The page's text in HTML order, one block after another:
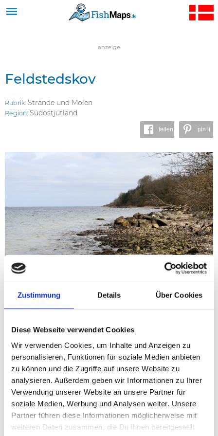
Zustimmung Details Über Cookies
Diese Webseite verwendet Cookies
Wir verwenden Cookies, um Inhalte und Anzeigen zu
personalisieren, Funktionen für soziale Medien anbieten
zu können und die Zugriffe auf unsere Website zu
analysieren. Außerdem geben wir Informationen zu Ihrer
Verwendung unserer Website an unsere Partner für
soziale Medien, Werbung und Analysen weiter. Unsere
Partner führen diese Informationen möglicherweise mit
weiteren Daten zusammen, die Du ihnen bereitgestellt
Jump to navigation
anzeige
Feldstedskov
Rubrik: Strände und Molen
Region: Südostjütland
teilen pin it
Dorsch, Hornhecht, Meerforelle,
Regenbogenforelle
Sieht's im Fjord bei Apenrade für den optisch
anspruchsvollen Angler noch langweilig aus, so beginnt hier
die Strecke, ab der man sich wohl zu fühlen beginnt: Im
Hintergrund Wald und vor einem Sandbänke, immer wieder
unterbrochen von dunklem Grund aus Steinen und Tang.
Man parkt im Møllevej in der langen Parkbucht, überquert